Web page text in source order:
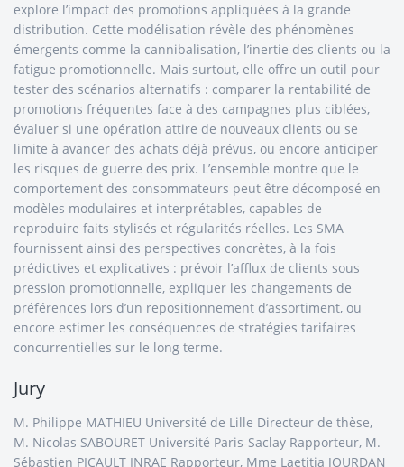
explore l’impact des promotions appliquées à la grande
distribution. Cette modélisation révèle des phénomènes
émergents comme la cannibalisation, l’inertie des clients ou la
fatigue promotionnelle. Mais surtout, elle offre un outil pour
tester des scénarios alternatifs : comparer la rentabilité de
promotions fréquentes face à des campagnes plus ciblées,
évaluer si une opération attire de nouveaux clients ou se
limite à avancer des achats déjà prévus, ou encore anticiper
les risques de guerre des prix. L’ensemble montre que le
comportement des consommateurs peut être décomposé en
modèles modulaires et interprétables, capables de
reproduire faits stylisés et régularités réelles. Les SMA
fournissent ainsi des perspectives concrètes, à la fois
prédictives et explicatives : prévoir l’afflux de clients sous
pression promotionnelle, expliquer les changements de
préférences lors d’un repositionnement d’assortiment, ou
encore estimer les conséquences de stratégies tarifaires
concurrentielles sur le long terme.
Jury
M. Philippe MATHIEU Université de Lille Directeur de thèse,
M. Nicolas SABOURET Université Paris-Saclay Rapporteur, M.
Sébastien PICAULT INRAE Rapporteur, Mme Laetitia JOURDAN